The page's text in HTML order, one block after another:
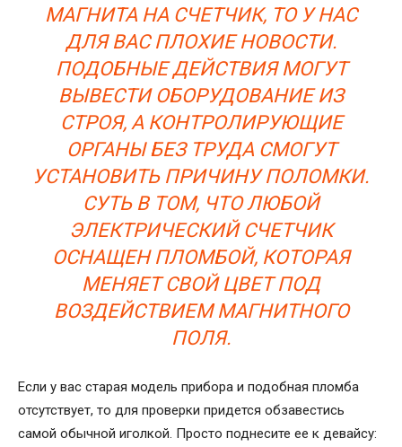
МАГНИТА НА СЧЕТЧИК, ТО У НАС
ДЛЯ ВАС ПЛОХИЕ НОВОСТИ.
ПОДОБНЫЕ ДЕЙСТВИЯ МОГУТ
ВЫВЕСТИ ОБОРУДОВАНИЕ ИЗ
СТРОЯ, А КОНТРОЛИРУЮЩИЕ
ОРГАНЫ БЕЗ ТРУДА СМОГУТ
УСТАНОВИТЬ ПРИЧИНУ ПОЛОМКИ.
СУТЬ В ТОМ, ЧТО ЛЮБОЙ
ЭЛЕКТРИЧЕСКИЙ СЧЕТЧИК
ОСНАЩЕН ПЛОМБОЙ, КОТОРАЯ
МЕНЯЕТ СВОЙ ЦВЕТ ПОД
ВОЗДЕЙСТВИЕМ МАГНИТНОГО
ПОЛЯ.
Если у вас старая модель прибора и подобная пломба
отсутствует, то для проверки придется обзавестись
самой обычной иголкой. Просто поднесите ее к девайсу: